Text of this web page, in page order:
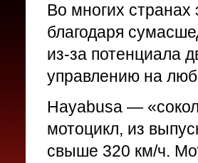
Во многих странах
благодаря
из-за потенциала
управлению на
Hayabusa —
мотоцикл, из
свыше 320 км/ч.